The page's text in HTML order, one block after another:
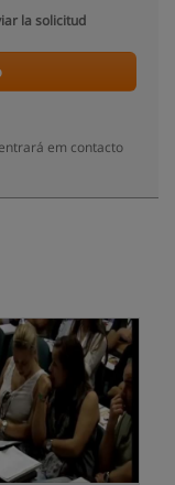
la solicitud
em contacto